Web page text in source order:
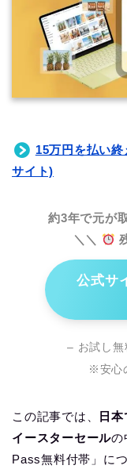
15万円を払い
サイト)
約3年で元が
＼＼
公式サ
– お試し無
※安心
この記事では、
日
イースターセールの
Pass無料付帯」に